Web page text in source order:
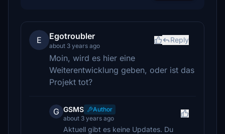
E Egotroubler
about 3 years ago
Reply
Moin, wird es hier eine
Weiterentwicklung geben, oder ist das
Projekt tot?
G GSMS
Author
about 3 years ago
Aktuell gibt es keine Updates. Du